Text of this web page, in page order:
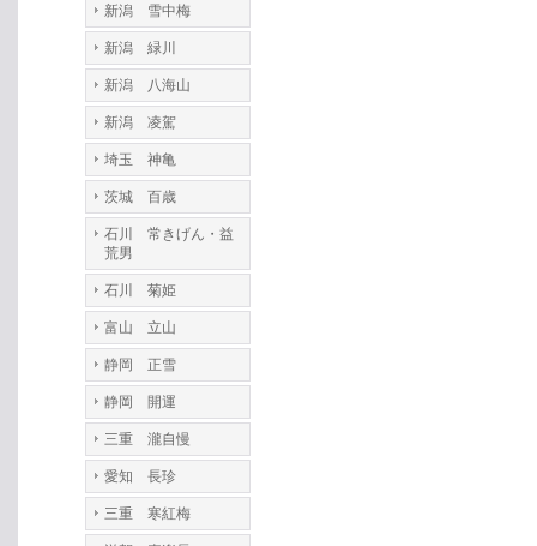
新潟 雪中梅
新潟 緑川
新潟 八海山
新潟 凌駕
埼玉 神亀
茨城 百歳
石川 常きげん・益
荒男
石川 菊姫
富山 立山
静岡 正雪
静岡 開運
三重 瀧自慢
愛知 長珍
三重 寒紅梅